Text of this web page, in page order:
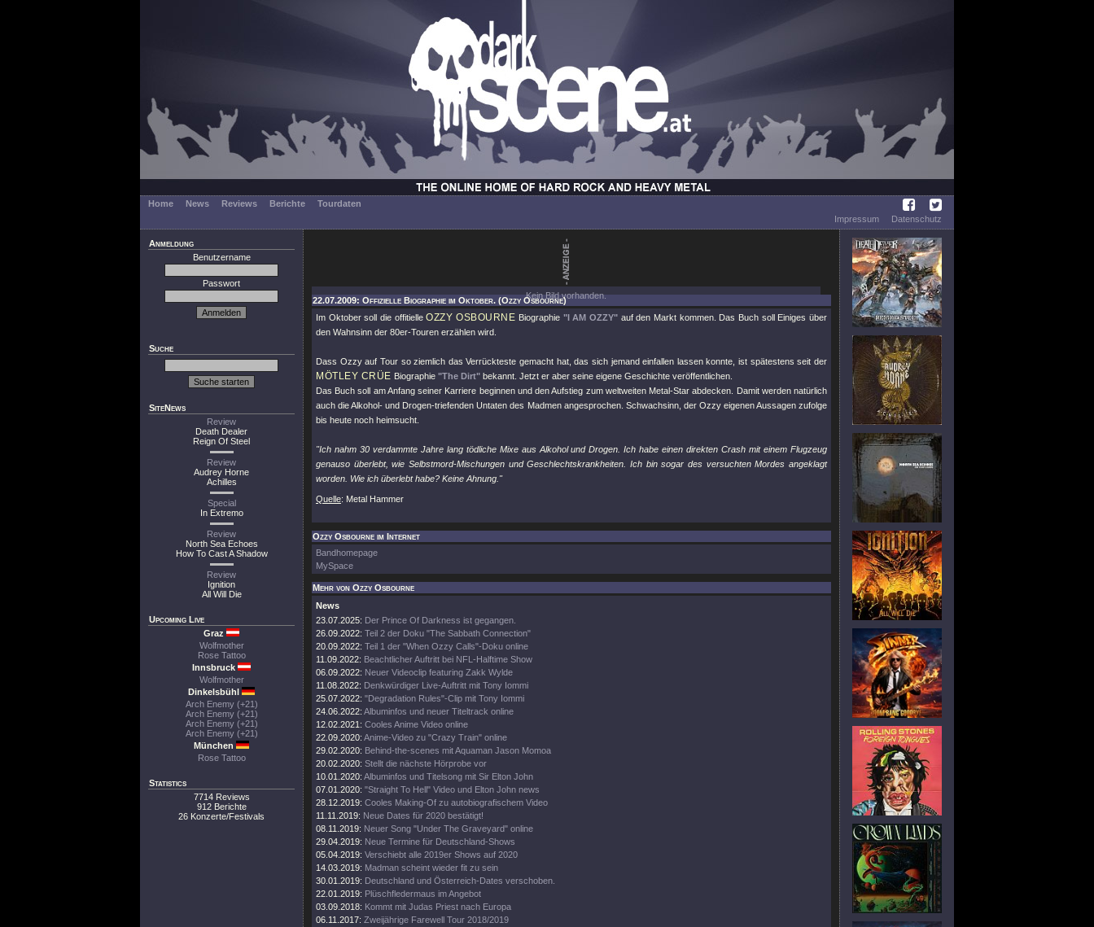
Home News Reviews Berichte
Tourdaten
Impressum
Datenschutz
Anmeldung
Benutzername
Passwort
Suche
SiteNews
Review
Death Dealer
Reign Of Steel
Review
Audrey Horne
Achilles
Special
In Extremo
Review
North Sea Echoes
How To Cast A Shadow
Review
Ignition
All Will Die
Upcoming Live
Graz
Wolfmother
Rose Tattoo
Innsbruck
Wolfmother
Dinkelsbühl
Arch Enemy (+21)
Arch Enemy (+21)
Arch Enemy (+21)
Arch Enemy (+21)
München
Rose Tattoo
Statistics
7714 Reviews
912 Berichte
26 Konzerte/Festivals
Kein Bild vorhanden.
22.07.2009: Offizielle Biographie im Oktober. (Ozzy Osbourne)
Im Oktober soll die offitielleOZZY OSBOURNE Biographie "I AM OZZY" auf den Markt kommen. Das Buch soll Einiges über
den Wahnsinn der 80er-Touren erzählen wird.
Dass Ozzy auf Tour so ziemlich das Verrückteste gemacht hat, das sich jemand einfallen lassen konnte, ist spätestens seit der
MÖTLEY CRÜE Biographie "The Dirt"bekannt. Jetzt er aber seine eigene Geschichte veröffentlichen.
Das Buch soll am Anfang seiner Karriere beginnen und den Aufstieg zum weltweiten Metal-Star abdecken. Damit werden natürlich
auch die Alkohol- und Drogen-triefenden Untaten des Madmen angesprochen. Schwachsinn, der Ozzy eigenen Aussagen zufolge
bis heute noch heimsucht.
"Ich nahm 30 verdammte Jahre lang tödliche Mixe aus Alkohol und Drogen. Ich habe einen direkten Crash mit einem Flugzeug
genauso überlebt, wie Selbstmord-Mischungen und Geschlechtskrankheiten. Ich bin sogar des versuchten Mordes angeklagt
worden. Wie ich überlebt habe? Keine Ahnung."
Quelle: Metal Hammer
Ozzy Osbourne im Internet
Bandhomepage
MySpace
Mehr von Ozzy Osbourne
News
23.07.2025: Der Prince Of Darkness ist gegangen.
26.09.2022: Teil 2 der Doku "The Sabbath Connection"
20.09.2022: Teil 1 der "When Ozzy Calls"-Doku online
11.09.2022: Beachtlicher Auftritt bei NFL-Halftime Show
06.09.2022: Neuer Videoclip featuring Zakk Wylde
11.08.2022: Denkwürdiger Live-Auftritt mit Tony Iommi
25.07.2022: "Degradation Rules"-Clip mit Tony Iommi
24.06.2022: Albuminfos und neuer Titeltrack online
12.02.2021: Cooles Anime Video online
22.09.2020: Anime-Video zu "Crazy Train" online
29.02.2020: Behind-the-scenes mit Aquaman Jason Momoa
20.02.2020: Stellt die nächste Hörprobe vor
10.01.2020: Albuminfos und Titelsong mit Sir Elton John
07.01.2020: "Straight To Hell" Video und Elton John news
28.12.2019: Cooles Making-Of zu autobiografischem Video
11.11.2019: Neue Dates für 2020 bestätigt!
08.11.2019: Neuer Song "Under The Graveyard" online
29.04.2019: Neue Termine für Deutschland-Shows
05.04.2019: Verschiebt alle 2019er Shows auf 2020
14.03.2019: Madman scheint wieder fit zu sein
30.01.2019: Deutschland und Österreich-Dates verschoben.
22.01.2019: Plüschfledermaus im Angebot
03.09.2018: Kommt mit Judas Priest nach Europa
06.11.2017: Zweijährige Farewell Tour 2018/2019